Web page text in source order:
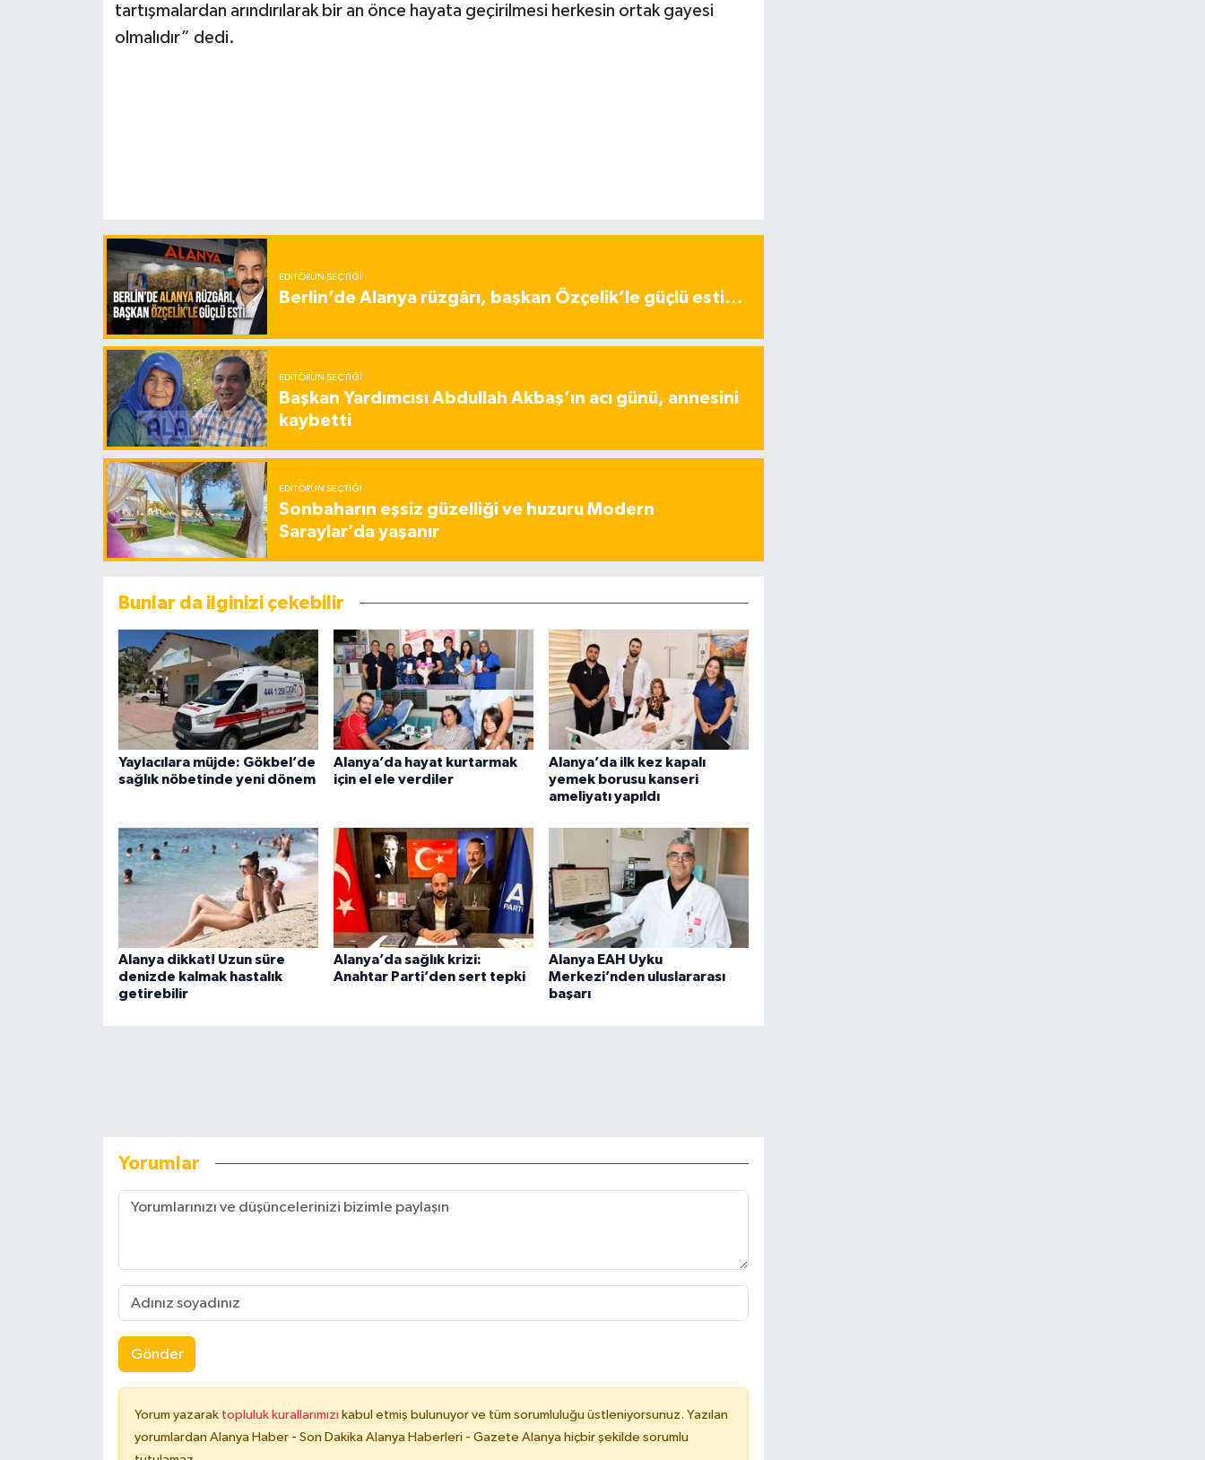
tartışmalardan arındırılarak bir an önce hayata geçirilmesi herkesin ortak gayesi
olmalıdır” dedi.
EDITÖRÜN SEÇTIĞI
Berlin’de Alanya rüzgârı, başkan Özçelik’le güçlü esti…
EDITÖRÜN SEÇTIĞI
Başkan Yardımcısı Abdullah Akbaş’ın acı günü, annesini
kaybetti
EDITÖRÜN SEÇTIĞI
Sonbaharın eşsiz güzelliği ve huzuru Modern
Saraylar’da yaşanır
Bunlar da ilginizi çekebilir
Yaylacılara müjde: Gökbel’de
sağlık nöbetinde yeni dönem
Alanya’da hayat kurtarmak
için el ele verdiler
Alanya’da ilk kez kapalı
yemek borusu kanseri
ameliyatı yapıldı
Alanya dikkat! Uzun süre
denizde kalmak hastalık
getirebilir
Alanya’da sağlık krizi:
Anahtar Parti’den sert tepki
Alanya EAH Uyku
Merkezi’nden uluslararası
başarı
Yorumlar
Gönder
Yorum yazarak topluluk kurallarımızı kabul etmiş bulunuyor ve tüm sorumluluğu üstleniyorsunuz. Yazılan
yorumlardan Alanya Haber - Son Dakika Alanya Haberleri - Gazete Alanya hiçbir şekilde sorumlu